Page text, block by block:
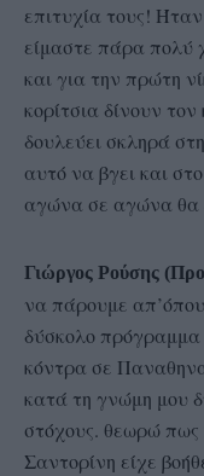
επιτυχία τους!
είμαστε πάρα πολύ
και για την πρώτη
κορίτσια δίνουν
δουλεύει σκληρά
αυτό να βγει και
αγώνα σε αγώνα θα
Γιώργος Ρούσης
να πάρουμε
δύσκολο πρόγραμμα
κόντρα σε
κατά τη γνώμη μου
στόχους. θεωρώ
Σαντορίνη είχε